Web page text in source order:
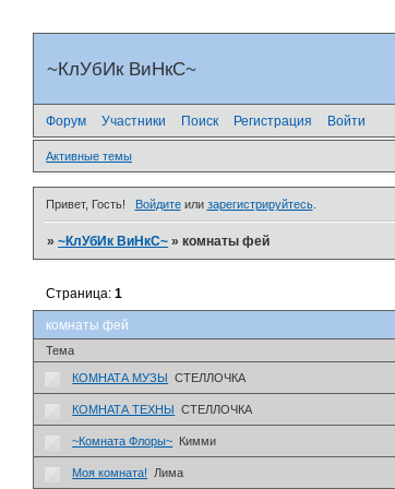
~КлУбИк ВиНкС~
Форум Участники Поиск Регистрация Войти
Активные темы
Привет, Гость! Войдитеили зарегистрируйтесь.
»~КлУбИк ВиНкС~ »комнаты фей
комнаты фей
Страница:1
Тема
КОМНАТА МУЗЫ СТЕЛЛОЧКА
КОМНАТА ТЕХНЫ СТЕЛЛОЧКА
~Комната Флоры~ Кимми
Моя комната! Лима